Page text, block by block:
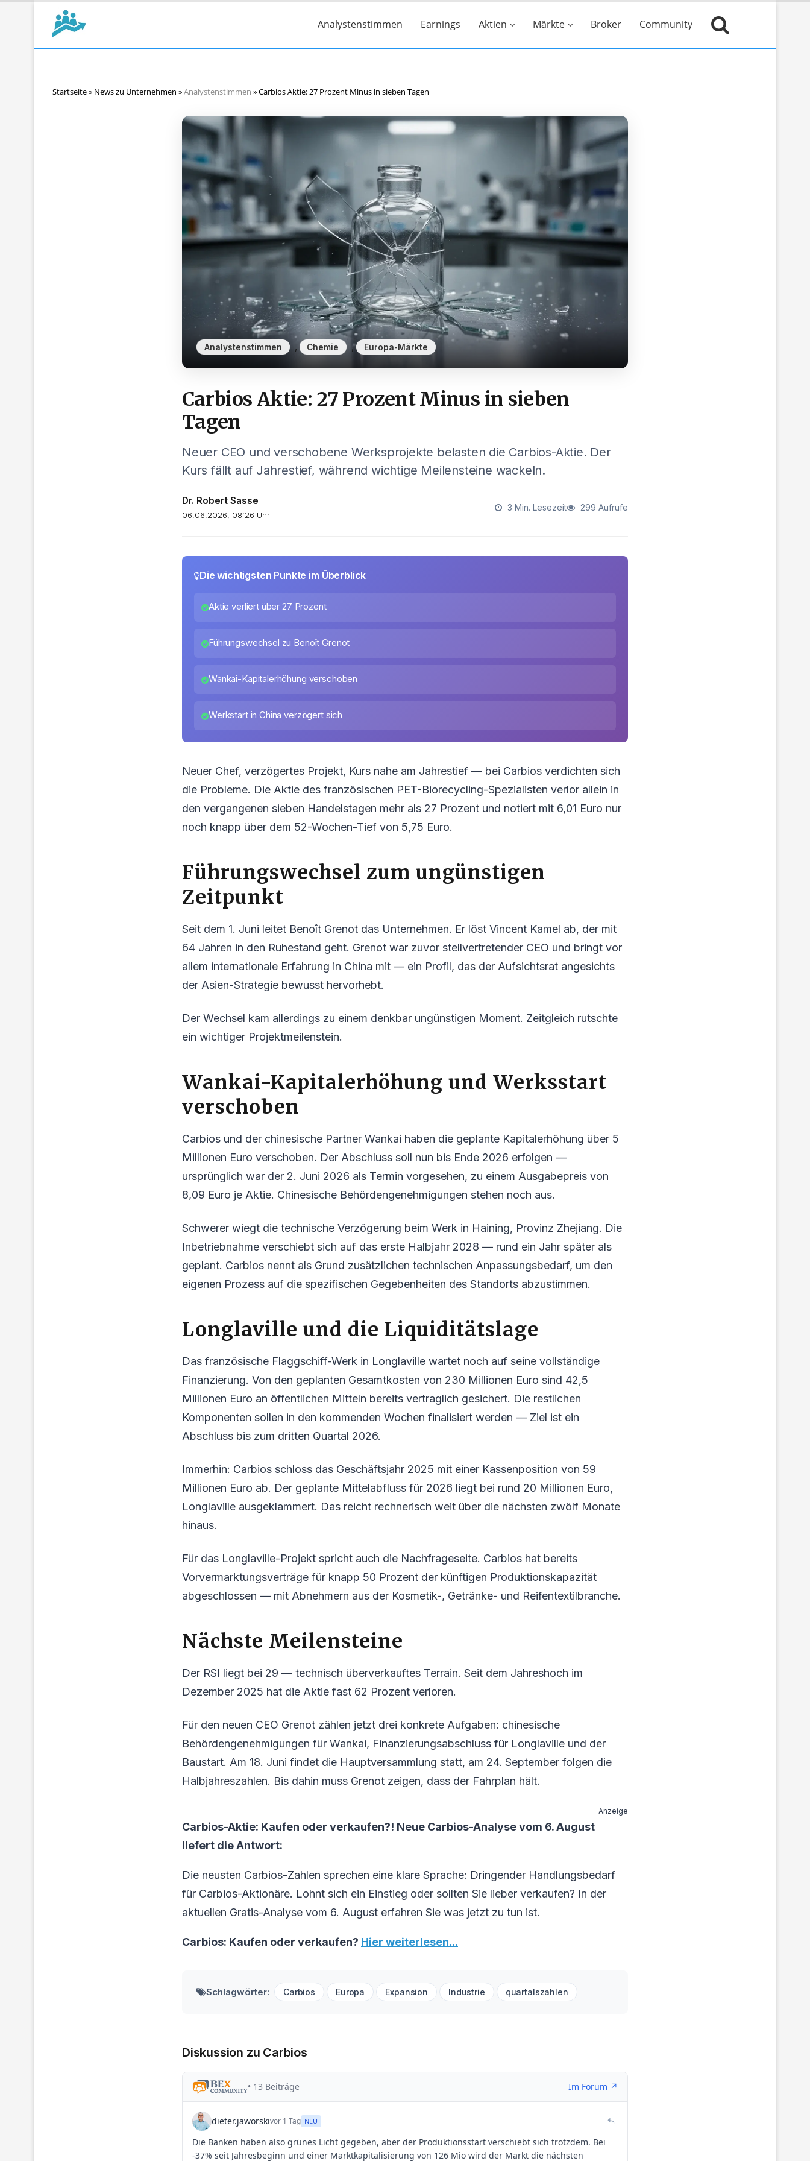
Analystenstimmen Earnings Aktien Märkte Broker Community
Startseite» News zu Unternehmen »Analystenstimmen »Carbios Aktie: 27 Prozent Minus in sieben Tagen
Analystenstimmen , Chemie , Europa-Märkte
Carbios Aktie: 27 Prozent Minus in sieben
Tagen
Neuer CEO und verschobene Werksprojekte belasten die Carbios-Aktie. Der
Kurs fällt auf Jahrestief, während wichtige Meilensteine wackeln.
Dr. Robert Sasse
06.06.2026, 08:26 Uhr
3 Min. Lesezeit 299 Aufrufe
Die wichtigsten Punkte im Überblick
Aktie verliert über 27 Prozent
Führungswechsel zu Benoît Grenot
Wankai-Kapitalerhöhung verschoben
Werkstart in China verzögert sich
Neuer Chef, verzögertes Projekt, Kurs nahe am Jahrestief — bei Carbios verdichten sich
die Probleme. Die Aktie des französischen PET-Biorecycling-Spezialisten verlor allein in
den vergangenen sieben Handelstagen mehr als 27 Prozent und notiert mit 6,01 Euro nur
noch knapp über dem 52-Wochen-Tief von 5,75 Euro.
Führungswechsel zum ungünstigen
Zeitpunkt
Seit dem 1. Juni leitet Benoît Grenot das Unternehmen. Er löst Vincent Kamel ab, der mit
64 Jahren in den Ruhestand geht. Grenot war zuvor stellvertretender CEO und bringt vor
allem internationale Erfahrung in China mit — ein Profil, das der Aufsichtsrat angesichts
der Asien-Strategie bewusst hervorhebt.
Der Wechsel kam allerdings zu einem denkbar ungünstigen Moment. Zeitgleich rutschte
ein wichtiger Projektmeilenstein.
Wankai-Kapitalerhöhung und Werksstart
verschoben
Carbios und der chinesische Partner Wankai haben die geplante Kapitalerhöhung über 5
Millionen Euro verschoben. Der Abschluss soll nun bis Ende 2026 erfolgen —
ursprünglich war der 2. Juni 2026 als Termin vorgesehen, zu einem Ausgabepreis von
8,09 Euro je Aktie. Chinesische Behördengenehmigungen stehen noch aus.
Schwerer wiegt die technische Verzögerung beim Werk in Haining, Provinz Zhejiang. Die
Inbetriebnahme verschiebt sich auf das erste Halbjahr 2028 — rund ein Jahr später als
geplant. Carbios nennt als Grund zusätzlichen technischen Anpassungsbedarf, um den
eigenen Prozess auf die spezifischen Gegebenheiten des Standorts abzustimmen.
Longlaville und die Liquiditätslage
Das französische Flaggschiff-Werk in Longlaville wartet noch auf seine vollständige
Finanzierung. Von den geplanten Gesamtkosten von 230 Millionen Euro sind 42,5
Millionen Euro an öffentlichen Mitteln bereits vertraglich gesichert. Die restlichen
Komponenten sollen in den kommenden Wochen finalisiert werden — Ziel ist ein
Abschluss bis zum dritten Quartal 2026.
Immerhin: Carbios schloss das Geschäftsjahr 2025 mit einer Kassenposition von 59
Millionen Euro ab. Der geplante Mittelabfluss für 2026 liegt bei rund 20 Millionen Euro,
Longlaville ausgeklammert. Das reicht rechnerisch weit über die nächsten zwölf Monate
hinaus.
Für das Longlaville-Projekt spricht auch die Nachfrageseite. Carbios hat bereits
Vorvermarktungsverträge für knapp 50 Prozent der künftigen Produktionskapazität
abgeschlossen — mit Abnehmern aus der Kosmetik-, Getränke- und Reifentextilbranche.
Nächste Meilensteine
Der RSI liegt bei 29 — technisch überverkauftes Terrain. Seit dem Jahreshoch im
Dezember 2025 hat die Aktie fast 62 Prozent verloren.
Für den neuen CEO Grenot zählen jetzt drei konkrete Aufgaben: chinesische
Behördengenehmigungen für Wankai, Finanzierungsabschluss für Longlaville und der
Baustart. Am 18. Juni findet die Hauptversammlung statt, am 24. September folgen die
Halbjahreszahlen. Bis dahin muss Grenot zeigen, dass der Fahrplan hält.
Anzeige
Carbios-Aktie: Kaufen oder verkaufen?! Neue Carbios-Analyse vom 6. August
liefert die Antwort:
Die neusten Carbios-Zahlen sprechen eine klare Sprache: Dringender Handlungsbedarf
für Carbios-Aktionäre. Lohnt sich ein Einstieg oder sollten Sie lieber verkaufen? In der
aktuellen Gratis-Analyse vom 6. August erfahren Sie was jetzt zu tun ist.
Carbios: Kaufen oder verkaufen? Hier weiterlesen...
Schlagwörter: Carbios Europa Expansion Industrie quartalszahlen
Diskussion zu Carbios